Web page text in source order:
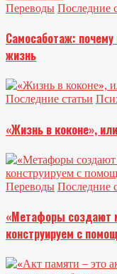
Переводы Последние
Самосаботаж:
жизнь
Последние статьи
«Жизнь в коконе»,
Переводы Последние
«Метафоры создают
конструируем с